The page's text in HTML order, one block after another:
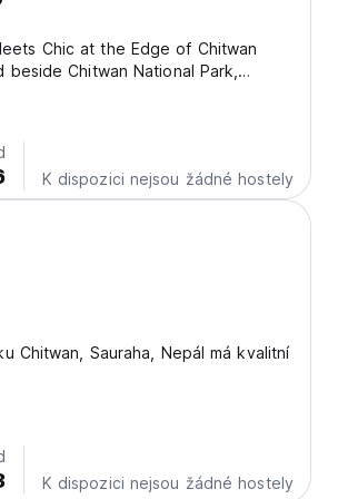
Chic at the Edge of Chitwan
Chitwan National Park,
K dispozici nejsou žádné hostely
Chitwan, Sauraha, Nepál má kvalitní
K dispozici nejsou žádné hostely